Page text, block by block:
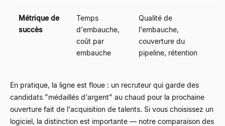
Métrique de
succès
Temps
d'embauche,
coût par
embauche
Qualité de
l'embauche,
couverture du
pipeline, rétention
En pratique, la ligne est floue : un recruteur qui garde des
candidats "médaillés d'argent" au chaud pour la prochaine
ouverture fait de l'acquisition de talents. Si vous choisissez un
logiciel, la distinction est importante — notre comparaison des